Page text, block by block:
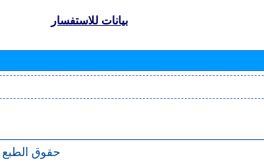
بيانات للاستفسار
حقوق الطبع